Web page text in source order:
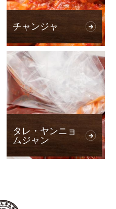
チャンジャ
タレ・ヤンニョ
ムジャン